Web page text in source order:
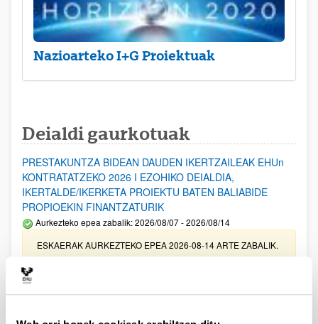
Nazioarteko I+G Proiektuak
Deialdi gaurkotuak
PRESTAKUNTZA BIDEAN DAUDEN IKERTZAILEAK EHUn
KONTRATATZEKO 2026 I EZOHIKO DEIALDIA,
IKERTALDE/IKERKETA PROIEKTU BATEN BALIABIDE
PROPIOEKIN FINANTZATURIK
Aurkezteko epea zabalik: 2026/08/07 - 2026/08/14
ESKAERAK AURKEZTEKO EPEA 2026-08-14 ARTE ZABALIK.
UPV/EHUn Azpiegitura Zientifikoa eta Funts Bibliografikoak
erosi eta berritzeko laguntzak 2026